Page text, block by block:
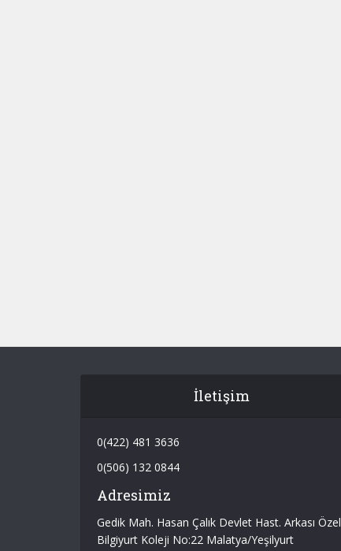
İletişim
0(422) 481 3636
0(506) 132 0844
Adresimiz
Gedik Mah. Hasan Çalık Devlet Hast. Arkası Özel
Bilgiyurt Koleji No:22 Malatya/Yeşilyurt